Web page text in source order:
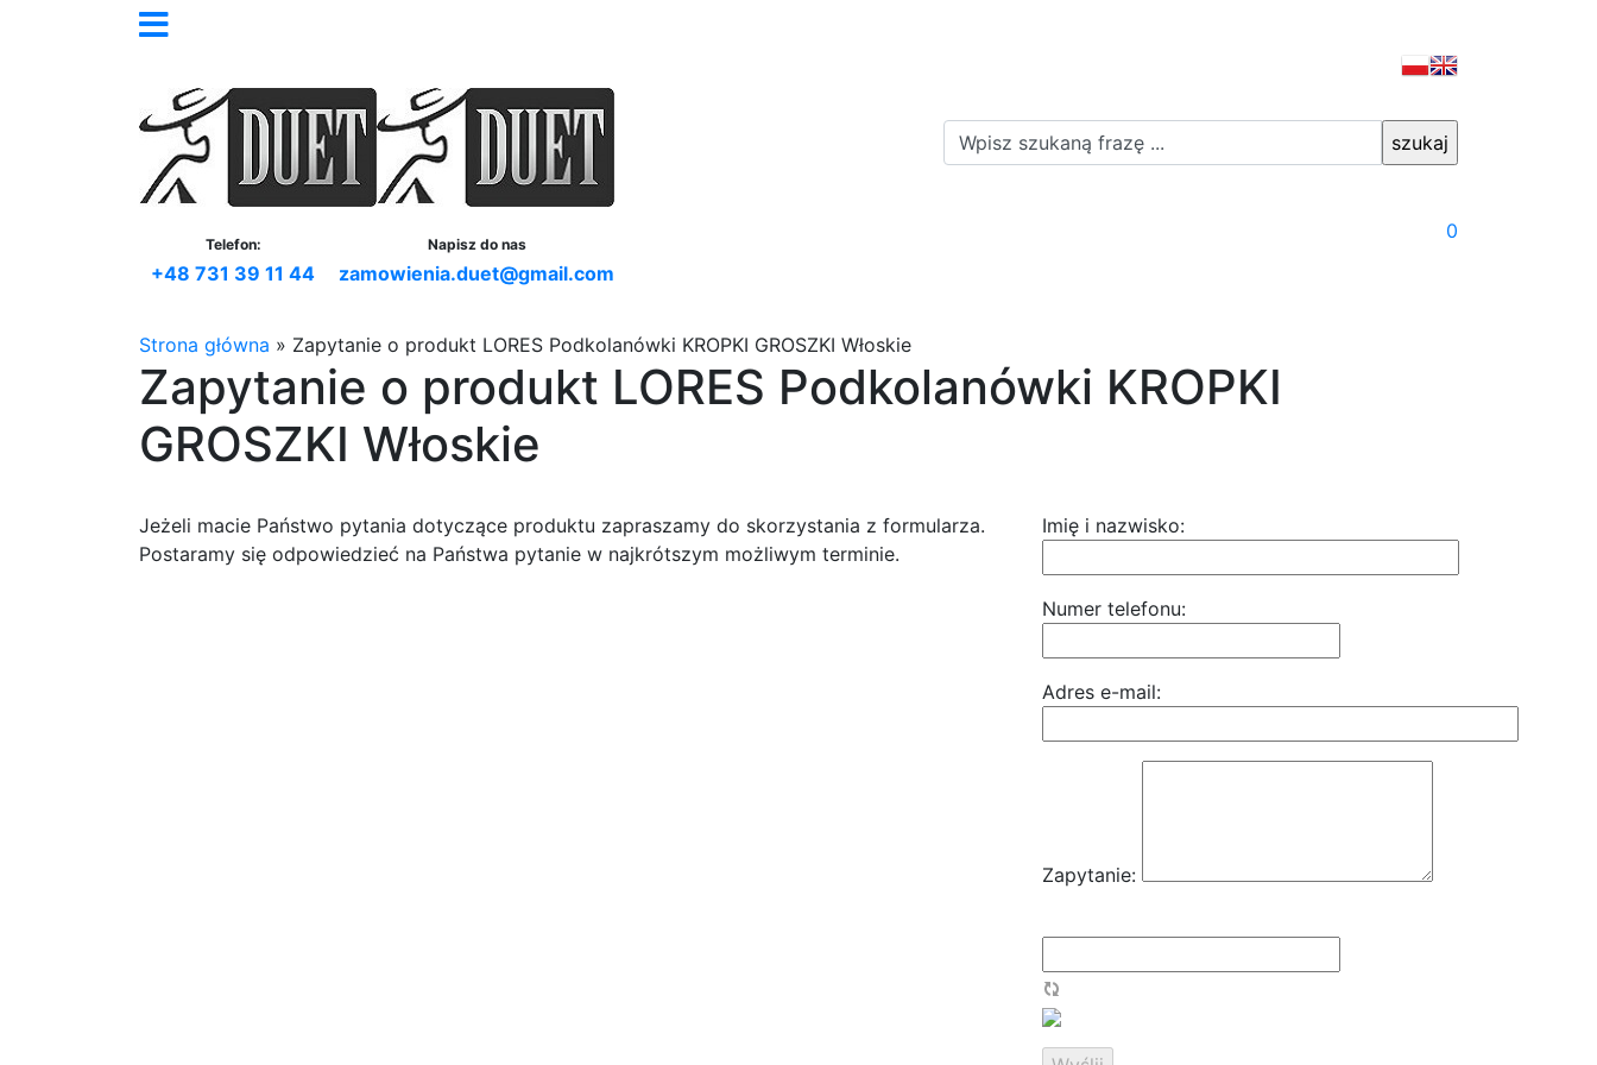
Telefon:
+48 731 39 11 44
Napisz do nas
zamowienia.duet@gmail.com
0
Strona główna » Zapytanie o produkt LORES Podkolanówki KROPKI GROSZKI Włoskie
Zapytanie o produkt LORES Podkolanówki KROPKI
GROSZKI Włoskie
Jeżeli macie Państwo pytania dotyczące produktu zapraszamy do skorzystania z formularza.
Postaramy się odpowiedzieć na Państwa pytanie w najkrótszym możliwym terminie.
Imię i nazwisko:
Numer telefonu:
Adres e-mail:
Zapytanie: